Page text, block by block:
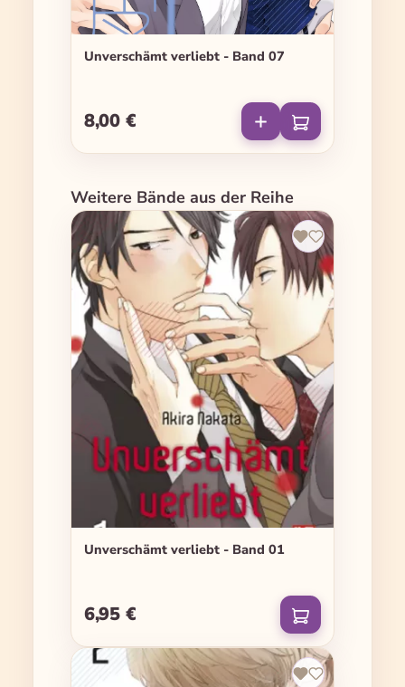
Unverschämt verliebt - Band 07
Regulärer Preis:
8,00 €
Produktgalerie überspringen
Weitere Bände aus der Reihe
Unverschämt verliebt - Band 01
Regulärer Preis:
6,95 €